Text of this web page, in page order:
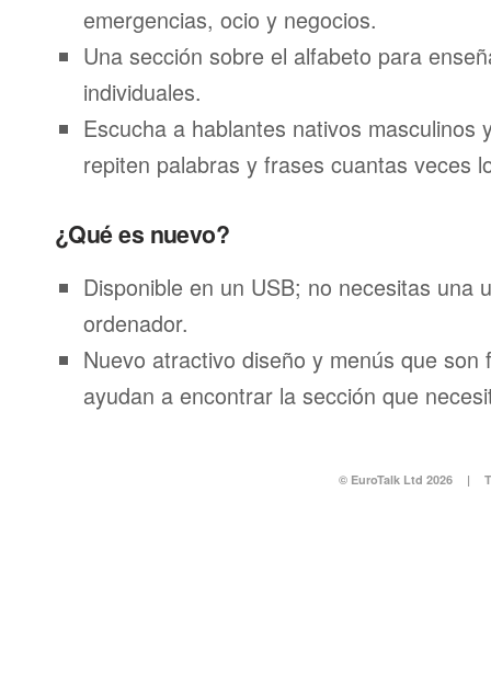
emergencias, ocio y negocios.
Una sección sobre el alfabeto para
individuales.
Escucha a hablantes nativos masculinos
repiten palabras y frases cuantas veces
¿Qué es nuevo?
Disponible en un USB; no necesitas una
ordenador.
Nuevo atractivo diseño y menús que son
ayudan a encontrar la sección que
© EuroTalk Ltd 2026 |